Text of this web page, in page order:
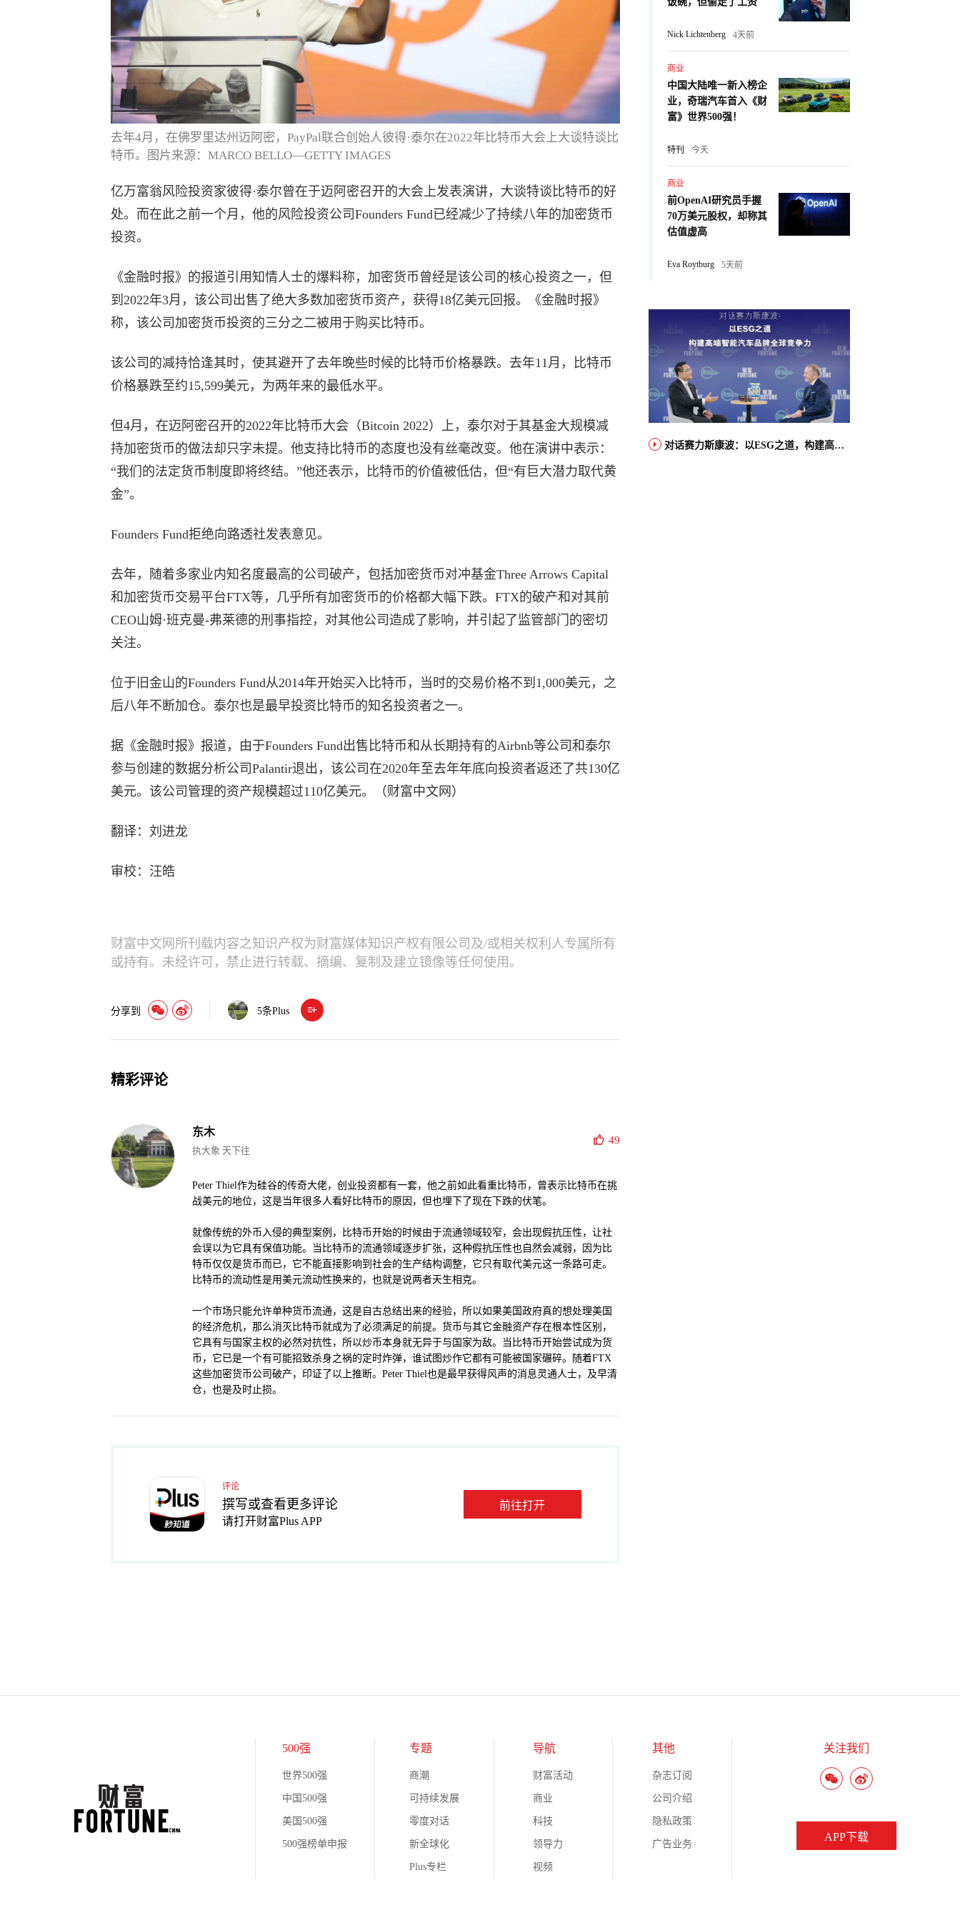
去年4月，在佛罗里达州迈阿密，PayPal联合创始人彼得·泰尔在2022年比特币大会上大谈特谈比
特币。图片来源：MARCO BELLO—GETTY IMAGES
亿万富翁风险投资家彼得·泰尔曾在于迈阿密召开的大会上发表演讲，大谈特谈比特币的好
处。而在此之前一个月，他的风险投资公司Founders Fund已经减少了持续八年的加密货币
投资。
《金融时报》的报道引用知情人士的爆料称，加密货币曾经是该公司的核心投资之一，但
到2022年3月，该公司出售了绝大多数加密货币资产，获得18亿美元回报。《金融时报》
称，该公司加密货币投资的三分之二被用于购买比特币。
该公司的减持恰逢其时，使其避开了去年晚些时候的比特币价格暴跌。去年11月，比特币
价格暴跌至约15,599美元，为两年来的最低水平。
但4月，在迈阿密召开的2022年比特币大会（Bitcoin 2022）上，泰尔对于其基金大规模减
持加密货币的做法却只字未提。他支持比特币的态度也没有丝毫改变。他在演讲中表示：
“我们的法定货币制度即将终结。”他还表示，比特币的价值被低估，但“有巨大潜力取代黄
金”。
Founders Fund拒绝向路透社发表意见。
去年，随着多家业内知名度最高的公司破产，包括加密货币对冲基金Three Arrows Capital
和加密货币交易平台FTX等，几乎所有加密货币的价格都大幅下跌。FTX的破产和对其前
CEO山姆·班克曼-弗莱德的刑事指控，对其他公司造成了影响，并引起了监管部门的密切
关注。
位于旧金山的Founders Fund从2014年开始买入比特币，当时的交易价格不到1,000美元，之
后八年不断加仓。泰尔也是最早投资比特币的知名投资者之一。
据《金融时报》报道，由于Founders Fund出售比特币和从长期持有的Airbnb等公司和泰尔
参与创建的数据分析公司Palantir退出，该公司在2020年至去年年底向投资者返还了共130亿
美元。该公司管理的资产规模超过110亿美元。（财富中文网）
翻译：刘进龙
审校：汪皓
财富中文网所刊载内容之知识产权为财富媒体知识产权有限公司及/或相关权利人专属所有
或持有。未经许可，禁止进行转载、摘编、复制及建立镜像等任何使用。
分享到 5条Plus
精彩评论
东木
执大象 天下往
49
Peter Thiel作为硅谷的传奇大佬，创业投资都有一套，他之前如此看重比特币，曾表示比特币在挑
战美元的地位，这是当年很多人看好比特币的原因，但也埋下了现在下跌的伏笔。
就像传统的外币入侵的典型案例，比特币开始的时候由于流通领域较窄，会出现假抗压性，让社
会误以为它具有保值功能。当比特币的流通领域逐步扩张，这种假抗压性也自然会减弱，因为比
特币仅仅是货币而已，它不能直接影响到社会的生产结构调整，它只有取代美元这一条路可走。
比特币的流动性是用美元流动性换来的，也就是说两者天生相克。
一个市场只能允许单种货币流通，这是自古总结出来的经验，所以如果美国政府真的想处理美国
的经济危机，那么消灭比特币就成为了必须满足的前提。货币与其它金融资产存在根本性区别，
它具有与国家主权的必然对抗性，所以炒币本身就无异于与国家为敌。当比特币开始尝试成为货
币，它已是一个有可能招致杀身之祸的定时炸弹，谁试图炒作它都有可能被国家碾碎。随着FTX
这些加密货币公司破产，印证了以上推断。Peter Thiel也是最早获得风声的消息灵通人士，及早清
仓，也是及时止损。
评论
撰写或查看更多评论
请打开财富Plus APP
前往打开
Nick Lichtenberg 4天前
商业
中国大陆唯一新入榜企
业，奇瑞汽车首入《财
富》世界500强！
特刊 今天
商业
前OpenAI研究员手握
70万美元股权，却称其
估值虚高
Eva Roytburg 5天前
对话赛力斯康波：以ESG之道，构建高端智能汽车品牌全球竞争力
500强
世界500强
中国500强
美国500强
500强榜单申报
专题
商潮
可持续发展
零度对话
新全球化
Plus专栏
导航
财富活动
商业
科技
领导力
视频
其他
杂志订阅
公司介绍
隐私政策
广告业务
关注我们
APP下载